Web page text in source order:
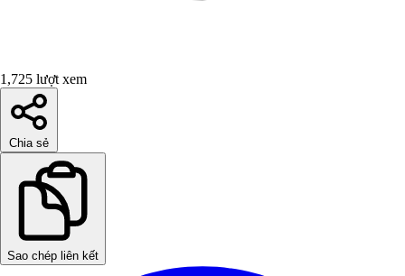
1,725 lượt xem
Chia sẻ
Sao chép liên kết